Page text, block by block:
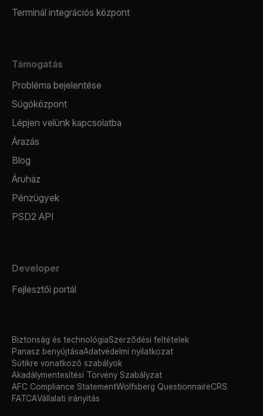
Terminál integrációs központ
Támogatás
Probléma bejelentése
Súgóközpont
Lépjen velünk kapcsolatba
Árazás
Blog
Áruház
Pénzügyek
PSD2 API
Developer
Fejlesztői portál
Biztonság és technológiaSzerződési feltételek
Panasz benyújtásaAdatvédelmi nyilatkozat
Sütikre vonatkozó szabályok
Akadálymentesítési Törvény Szabályzat
AFC Compliance StatementWolfsberg QuestionnaireCRS
FATCAVállalati irányítás